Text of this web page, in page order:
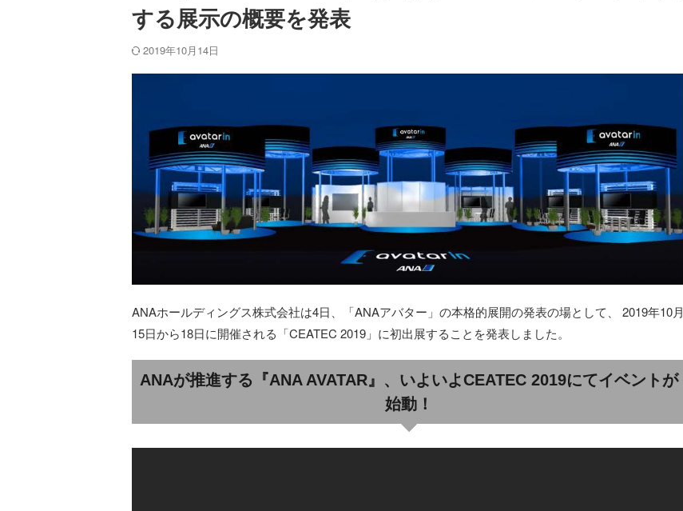
する展示の概要を発表
2019年10月14日
ANAホールディングス株式会社は4日、「ANAアバター」の本格的展開の発表の場として、 2019年10月
15日から18日に開催される「CEATEC 2019」に初出展することを発表しました。
ANAが推進する『ANA AVATAR』、いよいよCEATEC 2019にてイベントが
始動！